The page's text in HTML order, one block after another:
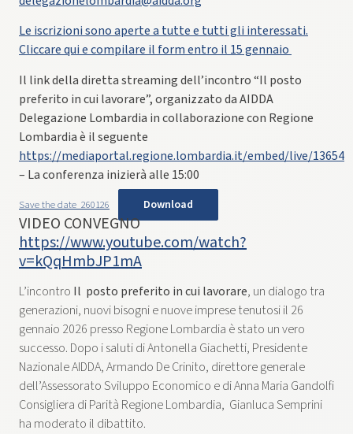
Le iscrizioni sono aperte a tutte e tutti gli interessati.
Cliccare qui e compilare il form entro il 15 gennaio
Il link della diretta streaming dell’incontro “Il posto
preferito in cui lavorare”, organizzato da AIDDA
Delegazione Lombardia in collaborazione con Regione
Lombardia è il seguente
https://mediaportal.regione.lombardia.it/embed/live/13654
– La conferenza inizierà alle 15:00
Save the date_260126 Download
VIDEO CONVEGNO
https://www.youtube.com/watch?
v=kQqHmbJP1mA
L’incontro Il posto preferito in cui lavorare, un dialogo tra
generazioni, nuovi bisogni e nuove imprese tenutosi il 26
gennaio 2026 presso Regione Lombardia è stato un vero
successo. Dopo i saluti di Antonella Giachetti, Presidente
Nazionale AIDDA, Armando De Crinito, direttore generale
dell’Assessorato Sviluppo Economico e di Anna Maria Gandolfi
Consigliera di Parità Regione Lombardia, Gianluca Semprini
ha moderato il dibattito.